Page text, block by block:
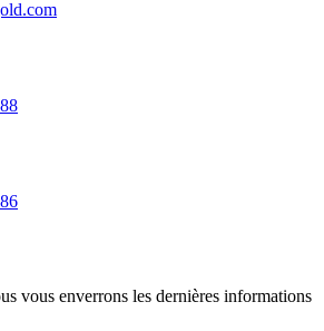
vous enverrons les dernières informations